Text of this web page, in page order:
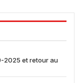
2025 et retour au